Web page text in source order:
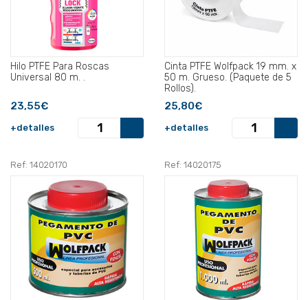
Hilo PTFE Para Roscas
Universal 80 m. .
23,55€
+detalles
Cinta PTFE Wolfpack 19 mm. x
50 m. Grueso. (Paquete de 5
Rollos).
25,80€
+detalles
Ref: 14020170 Ref: 14020175